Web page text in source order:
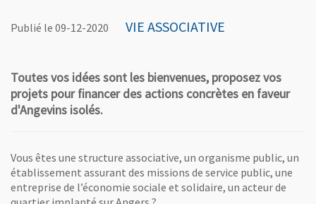
Publié le 09-12-2020 VIE ASSOCIATIVE
Toutes vos idées sont les bienvenues, proposez vos
projets pour financer des actions concrètes en faveur
d'Angevins isolés.
Vous êtes une structure associative, un organisme public, un
établissement assurant des missions de service public, une
entreprise de l’économie sociale et solidaire, un acteur de